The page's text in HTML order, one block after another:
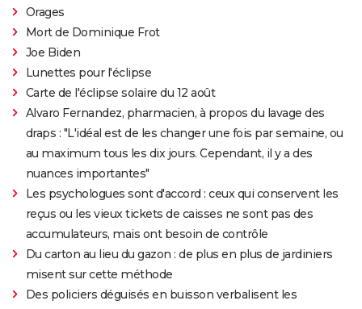
Orages
Mort de Dominique Frot
Joe Biden
Lunettes pour l'éclipse
Carte de l'éclipse solaire du 12 août
Alvaro Fernandez, pharmacien, à propos du lavage des
draps : "L'idéal est de les changer une fois par semaine, ou
au maximum tous les dix jours. Cependant, il y a des
nuances importantes"
Les psychologues sont d'accord : ceux qui conservent les
reçus ou les vieux tickets de caisses ne sont pas des
accumulateurs, mais ont besoin de contrôle
Du carton au lieu du gazon : de plus en plus de jardiniers
misent sur cette méthode
Des policiers déguisés en buisson verbalisent les